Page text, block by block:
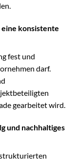
konsistente
fest und
darf.
gearbeitet wird.
und nachhaltiges
strukturierten